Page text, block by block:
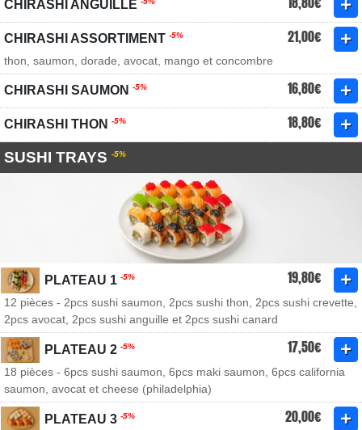
CHIRASHI ANGUILLE
CHIRASHI ASSORTIMENT -5% 21,00€
thon, saumon, dorade, avocat, mango et concombre
CHIRASHI SAUMON -5% 16,80€
CHIRASHI THON -5% 18,80€
SUSHI TRAYS -5%
PLATEAU 1 -5% 19,80€
12 pièces - 2pcs sushi saumon, 2pcs sushi thon, 2pcs sushi crevette,
2pcs avocat, 2pcs sushi anguille et 2pcs sushi canard
PLATEAU 2 -5% 17,50€
18 pièces - 6pcs sushi saumon, 6pcs maki saumon, 6pcs california
saumon, avocat et cheese (philadelphia)
PLATEAU 3 -5% 20,00€